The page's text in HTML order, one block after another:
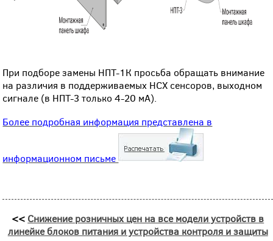
При подборе замены НПТ-1К просьба обращать внимание
на различия в поддерживаемых НСХ сенсоров, выходном
сигнале (в НПТ-3 только 4-20 мА).
Более подробная информация представлена в
информационном письме
<< Снижение розничных цен на все модели устройств в
линейке блоков питания и устройства контроля и защиты